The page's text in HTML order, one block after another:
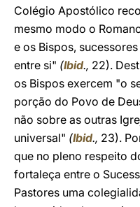
Colégio Apostólico
mesmo modo o
e os Bispos,
entre si" (Ibid., 22).
os Bispos exercem "o
porção do Povo de
não sobre as outras
universal" (Ibid., 23).
que no pleno respeito
fortaleça entre o
Pastores uma